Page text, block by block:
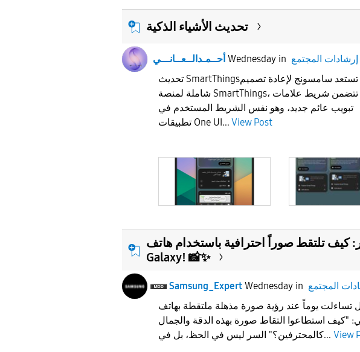
تحديث الأشياء الذكية
أحــمـدالــعــانـــي Wednesday in إرشادات المجتمع
تحديث SmartThingsتستعد سامسونج لإعادة تصميم
شاملة لمنصة SmartThings، تتضمن شريط علامات
تبويب عائم جديد، وهو نفس الشريط المستخدم في
تطبيقات One UI... View Post
كيف تلتقط صوراً احترافية باستخدام هاتف
Galaxy! 📸✨
Samsung_Expert Wednesday in المجتمع
تساءلت يوماً عند رؤية صورة مذهلة ملتقطة بهاتف
"كيف استطاعوا التقاط صورة بهذه الدقة والجمال
كالمحترفين؟" السر ليس في الحظ، بل في... View